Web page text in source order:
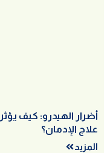
أضرار الهيدرو: كيف
علاج الإدمان؟
المزيد